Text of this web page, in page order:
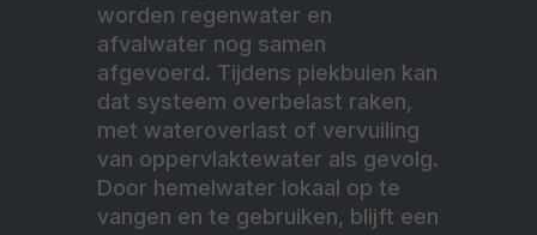
worden regenwater en
afvalwater nog samen
afgevoerd. Tijdens piekbuien kan
dat systeem overbelast raken,
met wateroverlast of vervuiling
van oppervlaktewater als gevolg.
Door hemelwater lokaal op te
vangen en te gebruiken, blijft een